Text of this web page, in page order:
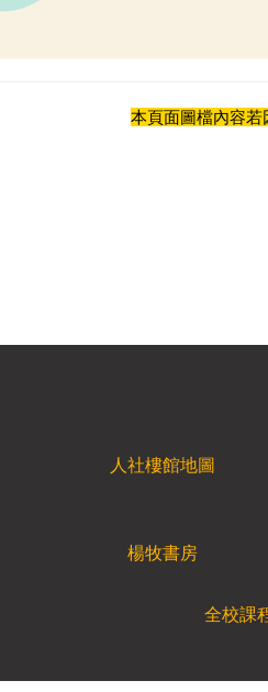
本頁面圖檔內容若
人社樓館地圖
楊牧書房
全校課